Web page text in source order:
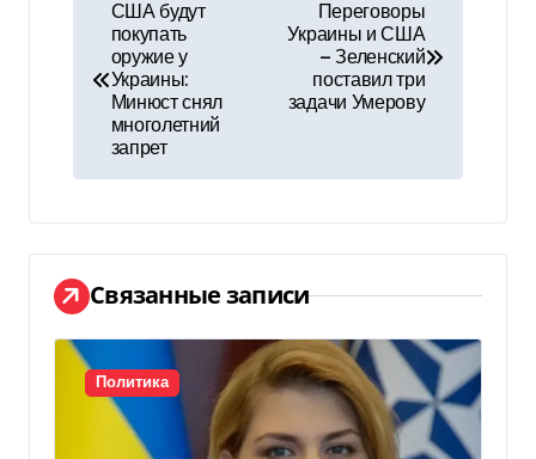
а
ц
и
я
США будут
покупать
оружие у
Украины:
Минюст снял
многолетний
запрет
Переговоры
Украины и США
— Зеленский
поставил три
задачи Умерову
Связанные записи
Политика